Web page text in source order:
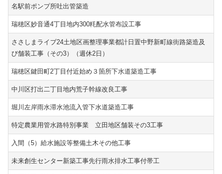
名駅前ポンプ所吐出管築造
瑞穂区妙音通4丁目地内300粍配水管布設工事
ささしまライブ24土地区画整理事業都計日置中野新町線街路築造及
び舗装工事（その3）（週休2日）
瑞穂区鍵田町2丁目付近始め３箇所下水道築造工事
中川区打出二丁目地内荒子幹線改良工事
堀川左岸雨水滞水池流入管下水道築造工事
特定農業用管水路特別事業 立田地区舗装その3工事
入間（5）給水施設等整備土木その他工事
未来創生センター新築工事先行雨水排水工事付帯工